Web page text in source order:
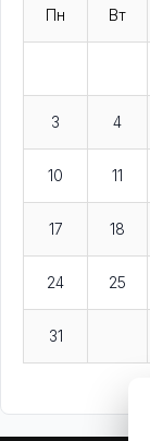
Пн Вт
3 4
10 11
17 18
24 25
31